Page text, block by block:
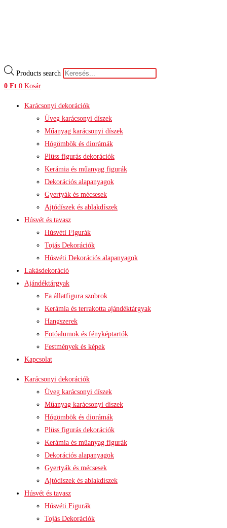
Products search
0 Ft 0 Kosár
Karácsonyi dekorációk
Üveg karácsonyi díszek
Műanyag karácsonyi díszek
Hógömbök és diorámák
Plüss figurás dekorációk
Kerámia és műanyag figurák
Dekorációs alapanyagok
Gyertyák és mécsesek
Ajtódíszek és ablakdíszek
Húsvét és tavasz
Húsvéti Figurák
Tojás Dekorációk
Húsvéti Dekorációs alapanyagok
Lakásdekoráció
Ajándéktárgyak
Fa állatfigura szobrok
Kerámia és terrakotta ajándéktárgyak
Hangszerek
Fotóalumok és fényképtartók
Festmények és képek
Kapcsolat
Karácsonyi dekorációk
Üveg karácsonyi díszek
Műanyag karácsonyi díszek
Hógömbök és diorámák
Plüss figurás dekorációk
Kerámia és műanyag figurák
Dekorációs alapanyagok
Gyertyák és mécsesek
Ajtódíszek és ablakdíszek
Húsvét és tavasz
Húsvéti Figurák
Tojás Dekorációk